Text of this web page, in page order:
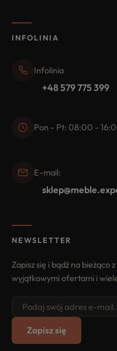
INFOLINIA
Infolinia
+48 579 775 399
Pon - Pt: 08:00 -
E-mail:
NEWSLETTER
Zapisz się i bądź na bieżąco
wyjątkowymi ofertami i
Zapisz się